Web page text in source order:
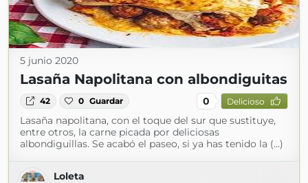
5 junio 2020
Lasaña Napolitana con albondiguitas
42 0 Guardar 0 Delicioso
Lasaña napolitana, con el toque del sur que sustituye,
entre otros, la carne picada por deliciosas
albondiguillas. Se acabó el paseo, si ya has tenido la (...)
Loleta